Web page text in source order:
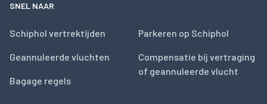
SNEL NAAR
Schiphol vertrektijden
Geannuleerde vluchten
Bagage regels
Parkeren op Schiphol
Compensatie bij vertraging
of geannuleerde vlucht